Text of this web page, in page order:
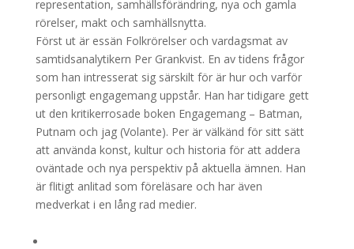
representation, samhällsförändring, nya och gamla
rörelser, makt och samhällsnytta.
Först ut är essän Folkrörelser och vardagsmat av
samtidsanalytikern Per Grankvist. En av tidens frågor
som han intresserat sig särskilt för är hur och varför
personligt engagemang uppstår. Han har tidigare gett
ut den kritikerrosade boken Engagemang – Batman,
Putnam och jag (Volante). Per är välkänd för sitt sätt
att använda konst, kultur och historia för att addera
oväntade och nya perspektiv på aktuella ämnen. Han
är flitigt anlitad som föreläsare och har även
medverkat i en lång rad medier.